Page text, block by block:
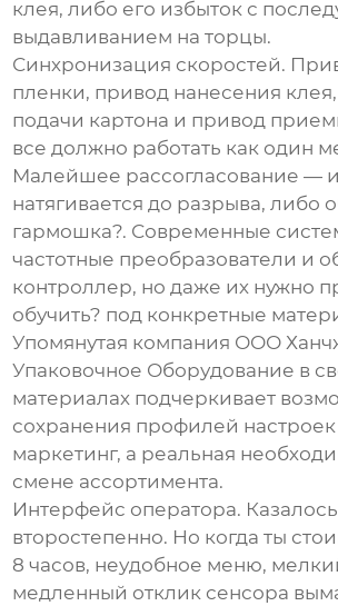
клея, либо его избыток с
выдавливанием на торцы.
Синхронизация скоростей.
пленки, привод нанесения
подачи картона и привод
все должно работать как один
Малейшее рассогласование —
натягивается до разрыва, либо
гармошка?. Современные
частотные преобразователи и
контроллер, но даже их нужно
обучить? под конкретные
Упомянутая компания ООО
Упаковочное Оборудование в
материалах подчеркивает
сохранения профилей
маркетинг, а реальная
смене ассортимента.
Интерфейс оператора.
второстепенно. Но когда ты
8 часов, неудобное меню,
медленный отклик сенсора